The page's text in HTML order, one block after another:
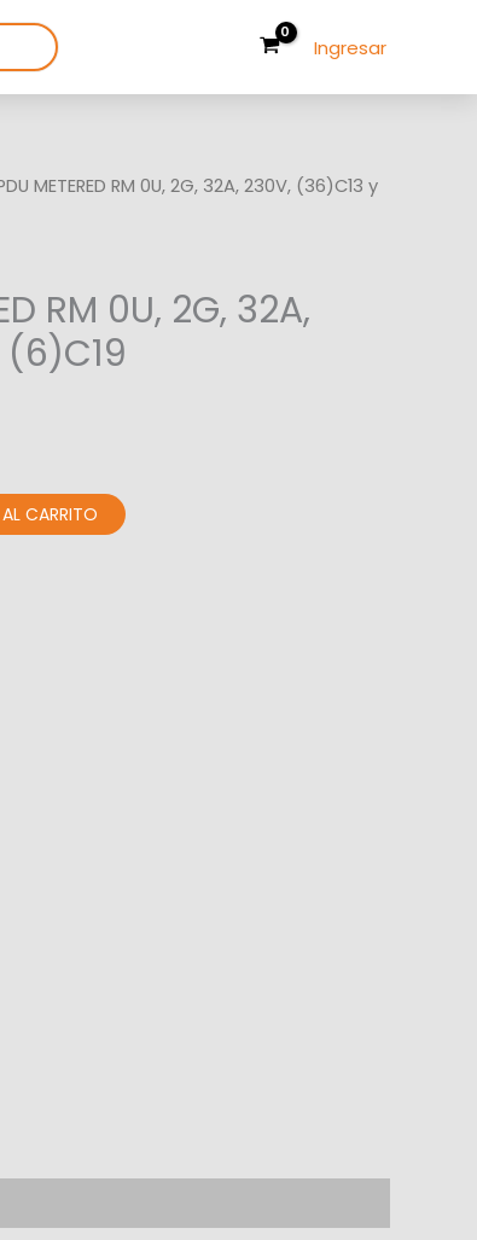
Ingresar
METERED RM 0U, 2G, 32A, 230V, (36)C13 y
RM 0U, 2G, 32A,
CARRITO